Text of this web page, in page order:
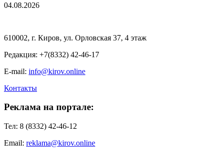
04.08.2026
610002, г. Киров, ул. Орловская 37, 4 этаж
Редакция: +7(8332) 42-46-17
E-mail: info@kirov.online
Контакты
Реклама на портале:
Тел: 8 (8332) 42-46-12
Email: reklama@kirov.online